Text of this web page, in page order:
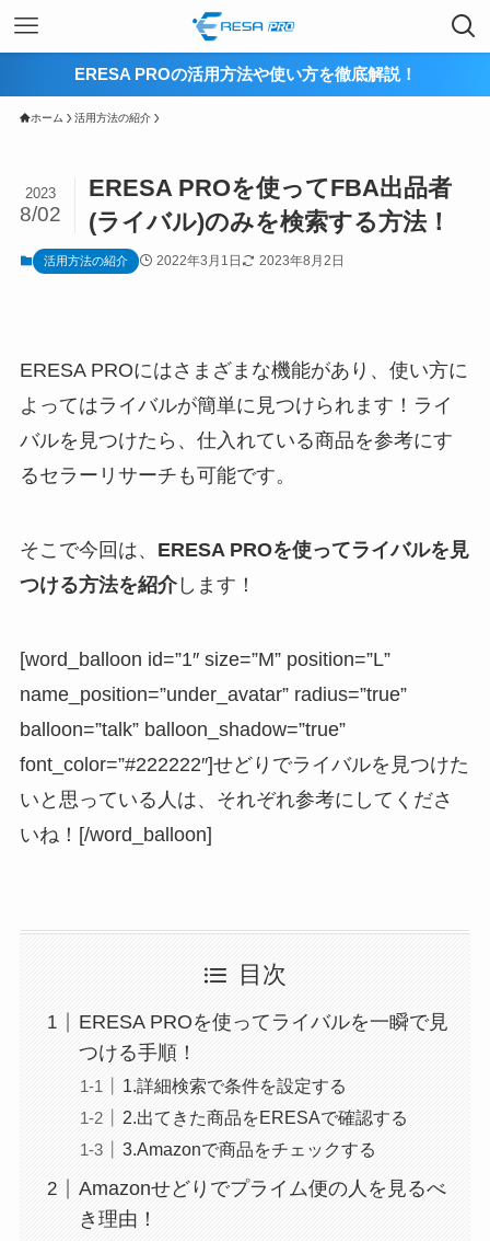
ERESA PROの活用方法や使い方を徹底解説！
ホーム 活用方法の紹介
ERESA PROを使ってFBA出品者
(ライバル)のみを検索する方法！
2023
8/02
活用方法の紹介 2022年3月1日 2023年8月2日
ERESA PROにはさまざまな機能があり、使い方に
よってはライバルが簡単に見つけられます！ライ
バルを見つけたら、仕入れている商品を参考にす
るセラーリサーチも可能です。
そこで今回は、 ERESA PROを使ってライバルを見
つける方法を紹介します！
[word_balloon id=”1″ size=”M” position=”L”
name_position=”under_avatar” radius=”true”
balloon=”talk” balloon_shadow=”true”
font_color=”#222222″]せどりでライバルを見つけた
いと思っている人は、それぞれ参考にしてくださ
いね！[/word_balloon]
目次
ERESA PROを使ってライバルを一瞬で見
つける手順！
1.詳細検索で条件を設定する
2.出てきた商品をERESAで確認する
3.Amazonで商品をチェックする
Amazonせどりでプライム便の人を見るべ
き理由！